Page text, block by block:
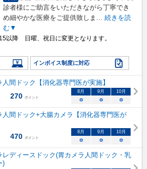
診者様にご助言をいただきながら丁寧でき
め細やかな医療をご提供致しま
続きを読
む▼
以降 日曜、祝日に変更となります。
インボイス制度に対応
間ドック【消化器専門医が実施】
270 ポイント
8 月 9 月 10月
○ ○ ○
人間ドック+大腸カメラ【消化器専門医が
470 ポイント
8 月 9 月 10月
○ ○ ○
レディースドック(胃カメラ人間ドック・乳
)